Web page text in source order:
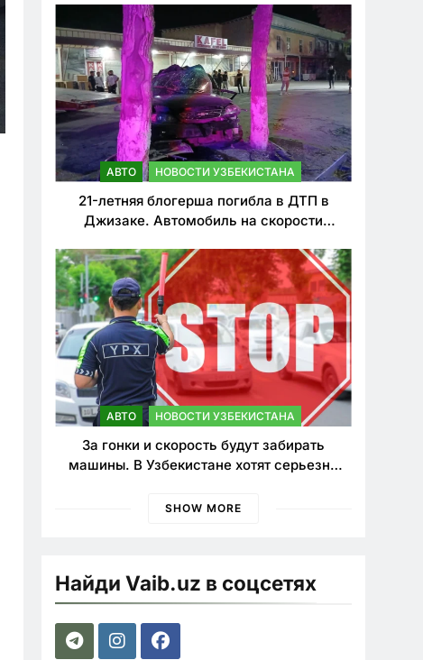
нарушителей ПДД
АВТО НОВОСТИ УЗБЕКИСТАНА
21-летняя блогерша погибла в ДТП в
Джизаке. Автомобиль на скорости
АВТО НОВОСТИ УЗБЕКИСТАНА
За гонки и скорость будут забирать
машины. В Узбекистане хотят серьезно
SHOW MORE
Найди Vaib.uz в соцсетях